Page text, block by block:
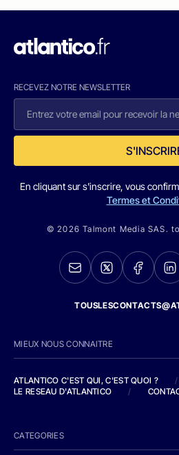
RECEVEZ NOTRE NEWSLETTER
En cliquant sur s'inscrire, vous
Termes et
© 2026 Talmont Media SAS.
MIEUX NOUS CONNAITRE
ATLANTICO C'EST QUI, C'EST QUOI ?
/
LE RESEAU D'ATLANTICO
/
CATEGORIES